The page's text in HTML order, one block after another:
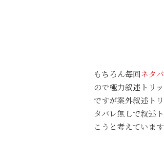
もちろん毎回ネタ
ので極力叙述トリ
ですが案外叙述ト
タバレ無しで叙述
こうと考えています